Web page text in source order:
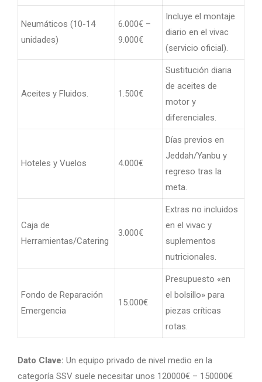
Neumáticos (10-14
unidades)
6.000€ –
9.000€
Incluye el montaje
diario en el vivac
(servicio oficial).
Aceites y Fluidos. 1.500€
Sustitución diaria
de aceites de
motor y
diferenciales.
Hoteles y Vuelos 4.000€
Días previos en
Jeddah/Yanbu y
regreso tras la
meta.
Caja de
Herramientas/Catering
3.000€
Extras no incluidos
en el vivac y
suplementos
nutricionales.
Fondo de Reparación
Emergencia
15.000€
Presupuesto «en
el bolsillo» para
piezas críticas
rotas.
Dato Clave: Un equipo privado de nivel medio en la
categoría SSV suele necesitar unos 120000€ – 150000€